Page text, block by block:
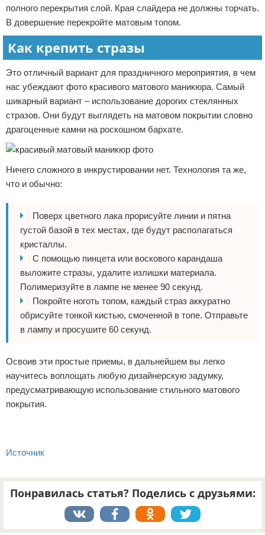
полного перекрытия слой. Края слайдера не должны торчать.
В довершение перекройте матовым топом.
Как крепить стразы
Это отличный вариант для праздничного мероприятия, в чем
нас убеждают фото красивого матового маникюра. Самый
шикарный вариант – использование дорогих стеклянных
стразов. Они будут выглядеть на матовом покрытии словно
драгоценные камни на роскошном бархате.
Ничего сложного в инкрустировании нет. Технология та же,
что и обычно:
Поверх цветного лака прорисуйте линии и пятна
густой базой в тех местах, где будут располагаться
кристаллы.
С помощью пинцета или воскового карандаша
выложите стразы, удалите излишки материала.
Полимеризуйте в лампе не менее 90 секунд.
Покройте ноготь топом, каждый страз аккуратно
обрисуйте тонкой кистью, смоченной в топе. Отправьте
в лампу и просушите 60 секунд.
Освоив эти простые приемы, в дальнейшем вы легко
научитесь воплощать любую дизайнерскую задумку,
предусматривающую использование стильного матового
покрытия.
Источник
Понравилась статья? Поделись с друзьями: